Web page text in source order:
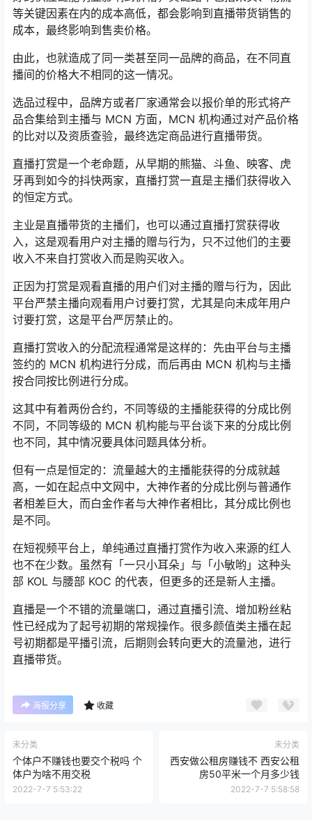
等关键因素在内的成本高低，都会影响到直播带货销售的
成本，最终影响到售卖价格。
由此，也就造成了同一类甚至同一品牌的商品，在不同直
播间的价格大不相同的这一情况。
选品过程中，品牌方或者厂家通常会以报价单的形式将产
品合集给到主播与 MCN 方面，MCN 机构通过对产品价格
的比对以及资质查验，最终选定商品进行直播带货。
直播打赏是一个老命题，从早期的熊猫、斗鱼、映客、虎
牙再到如今的抖快两家，直播打赏一直是主播们获得收入
的恒定方式。
主业是直播带货的主播们，也可以通过直播打赏获得收
入，这是观看用户对主播的赠与行为，只不过他们的主要
收入不来自打赏收入而是购买收入。
正因为打赏是观看直播的用户们对主播的赠与行为，因此
平台严禁主播向观看用户讨要打赏，尤其是向未成年用户
讨要打赏，这是平台严厉禁止的。
直播打赏收入的分配流程通常是这样的：先由平台与主播
签约的 MCN 机构进行分成，而后再由 MCN 机构与主播
按合同按比例进行分成。
这其中有着两份合约，不同等级的主播能获得的分成比例
不同，不同等级的 MCN 机构能与平台谈下来的分成比例
也不同，其中情况要具体问题具体分析。
但有一点是恒定的：流量越大的主播能获得的分成就越
高，一如在起点中文网中，大神作者的分成比例与普通作
者相差巨大，而白金作者与大神作者相比，其分成比例也
是不同。
在短视频平台上，单纯通过直播打赏作为收入来源的红人
也不在少数。虽然有「一只小耳朵」与「小敏哟」这种头
部 KOL 与腰部 KOC 的代表，但更多的还是新人主播。
直播是一个不错的流量端口，通过直播引流、增加粉丝粘
性已经成为了起号初期的常规操作。很多颜值类主播在起
号初期都是平播引流，后期则会转向更大的流量池，进行
直播带货。
海报分享 收藏
未分类
个体户不赚钱也要交个税吗 个
体户为啥不用交税
2022-7-7 5:53:22
未分类
西安做公租房赚钱不 西安公租
房50平米一个月多少钱
2022-7-7 5:58:58